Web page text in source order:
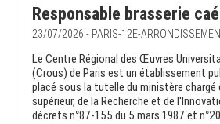
Responsable brasserie
23/07/2026 - PARIS-12E-
Le Centre Régional des Œuvres
(Crous) de Paris est un établissement
placé sous la tutelle du ministère chargé
supérieur, de la Recherche et de
décrets n°87-155 du 5 mars 1987 et